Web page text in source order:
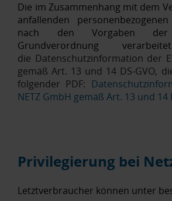
Die im Zusammenhang mit dem
anfallenden
nach den Vorgaben der
Grundverordnung
die Datenschutzinformation der
gemäß Art. 13 und 14 DS-GVO,
folgender PDF:
NETZ GmbH gemäß Art. 13 und 14
Privilegierung bei
Letztverbraucher können unter